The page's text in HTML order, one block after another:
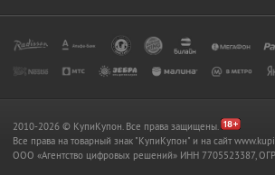
2010-2026 © КупиКупон. Все права защищены.
Все права на товарный знак "КупиКупон" и на сайт
OOO «Агентство цифровых решений» ИНН 7705523387,